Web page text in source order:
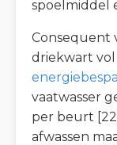
spoelmiddel
Consequent
driekwart vol
vaatwasser
per beurt
afwassen